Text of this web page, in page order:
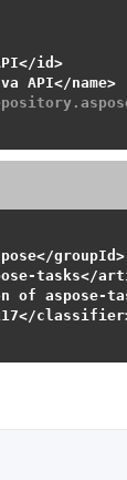
id>
API</name>
groupId>
tasks</
of aspose-